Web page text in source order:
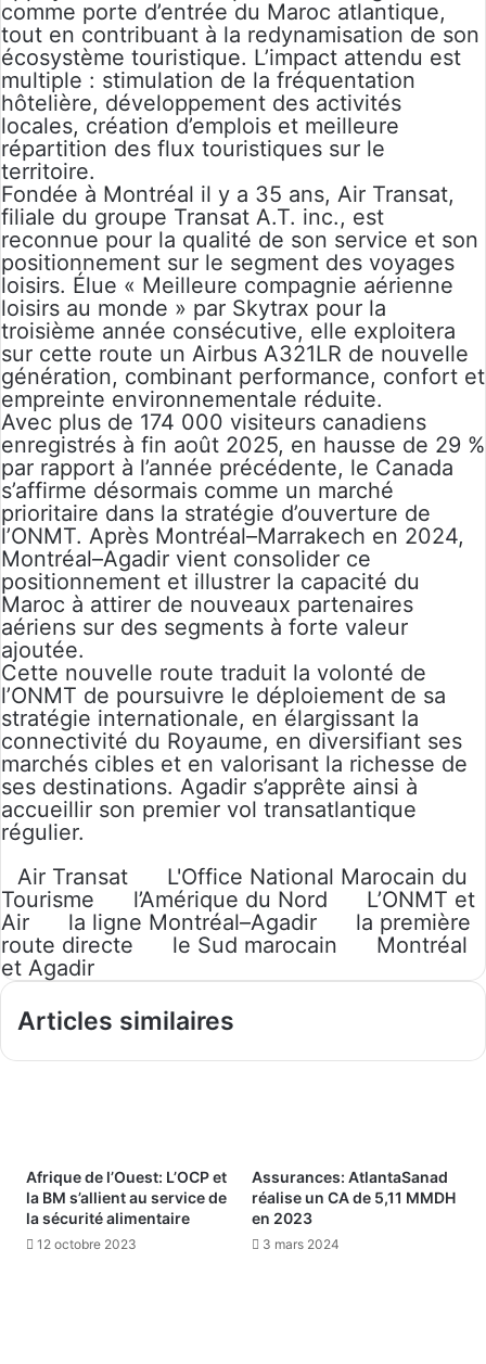
comme porte d’entrée du Maroc atlantique,
tout en contribuant à la redynamisation de son
écosystème touristique. L’impact attendu est
multiple : stimulation de la fréquentation
hôtelière, développement des activités
locales, création d’emplois et meilleure
répartition des flux touristiques sur le
territoire.
Fondée à Montréal il y a 35 ans, Air Transat,
filiale du groupe Transat A.T. inc., est
reconnue pour la qualité de son service et son
positionnement sur le segment des voyages
loisirs. Élue « Meilleure compagnie aérienne
loisirs au monde » par Skytrax pour la
troisième année consécutive, elle exploitera
sur cette route un Airbus A321LR de nouvelle
génération, combinant performance, confort et
empreinte environnementale réduite.
Avec plus de 174 000 visiteurs canadiens
enregistrés à fin août 2025, en hausse de 29 %
par rapport à l’année précédente, le Canada
s’affirme désormais comme un marché
prioritaire dans la stratégie d’ouverture de
l’ONMT. Après Montréal–Marrakech en 2024,
Montréal–Agadir vient consolider ce
positionnement et illustrer la capacité du
Maroc à attirer de nouveaux partenaires
aériens sur des segments à forte valeur
ajoutée.
Cette nouvelle route traduit la volonté de
l’ONMT de poursuivre le déploiement de sa
stratégie internationale, en élargissant la
connectivité du Royaume, en diversifiant ses
marchés cibles et en valorisant la richesse de
ses destinations. Agadir s’apprête ainsi à
accueillir son premier vol transatlantique
régulier.
Air Transat
L'Office National Marocain du
Tourisme
l’Amérique du Nord
L’ONMT et
Air
la ligne Montréal–Agadir
la première
route directe
le Sud marocain
Montréal
et Agadir
Articles similaires
Afrique de l’Ouest: L’OCP et
la BM s’allient au service de
la sécurité alimentaire
12 octobre 2023
Assurances: AtlantaSanad
réalise un CA de 5,11 MMDH
en 2023
3 mars 2024